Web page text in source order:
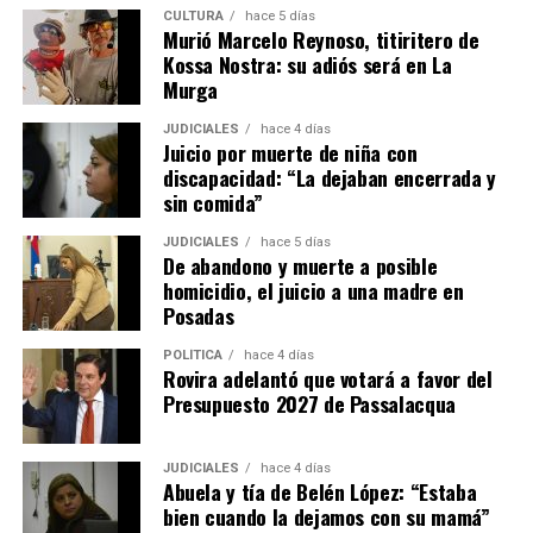
– Si se mantiene el incumplimiento del inquilino, el
propietario puede iniciar la acción de desalojo que se
efectuará en un plazo de 10 días hábiles.
– El propietario no puede negarse a recibir las llaves ni
poner condiciones para aceptarlas, aunque puede dejar
asentado por escrito que quedan deudas pendientes por
reclamar después.
– En el caso de que hayamenores o adultos en
situación de desamparado,
intervención obligatoria a los organismos de protección
locales y al Ministerio Público Tutelar.
Expropiaciones
– La declaración de utilidad pública se deberá aplicar de
manera restrictiva declaración de “utilidad pública”
CULTURA hace 5 días
Murió Marcelo Reynoso, titiritero de
Kossa Nostra: su adiós será en La
Murga
JUDICIALES hace 4 días
Juicio por muerte de niña con
discapacidad: “La dejaban encerrada y
sin comida”
JUDICIALES hace 5 días
De abandono y muerte a posible
homicidio, el juicio a una madre en
Posadas
POLÍTICA hace 4 días
Rovira adelantó que votará a favor del
Presupuesto 2027 de Passalacqua
JUDICIALES hace 4 días
Abuela y tía de Belén López: “Estaba
bien cuando la dejamos con su mamá”